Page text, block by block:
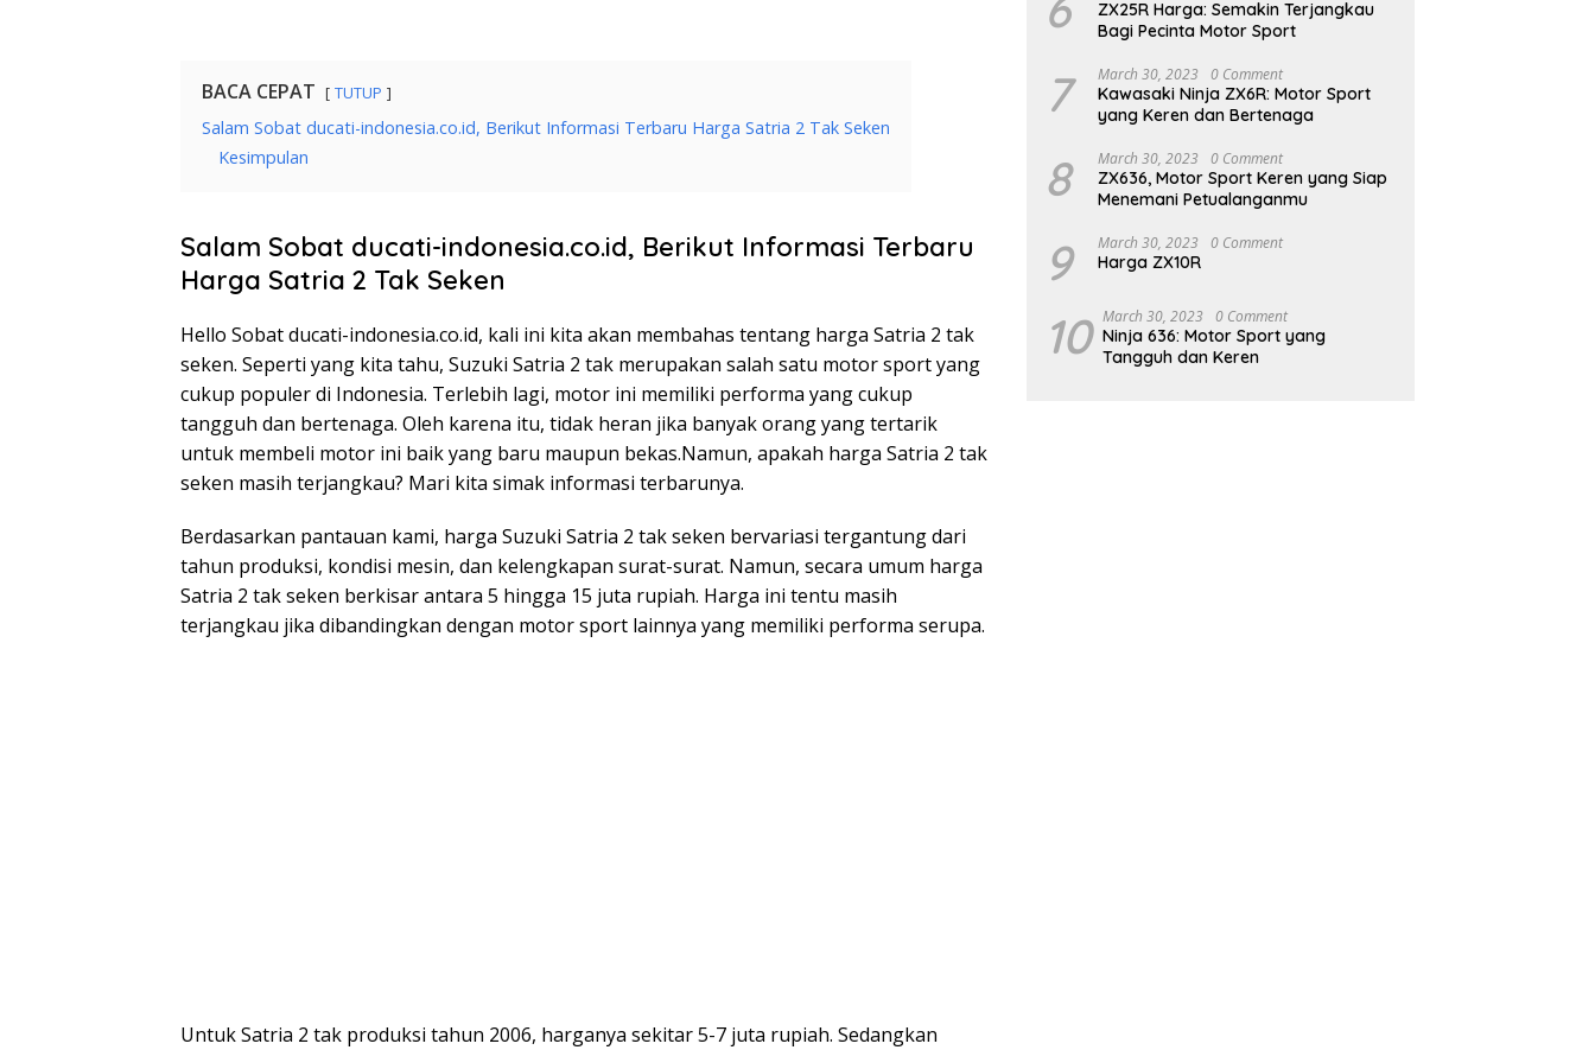
BACA CEPAT TUTUP
Salam Sobat ducati-indonesia.co.id, Berikut Informasi Terbaru Harga Satria 2 Tak Seken
Kesimpulan
Salam Sobat ducati-indonesia.co.id, Berikut Informasi Terbaru
Harga Satria 2 Tak Seken
Hello Sobat ducati-indonesia.co.id, kali ini kita akan membahas tentang harga Satria 2 tak
seken. Seperti yang kita tahu, Suzuki Satria 2 tak merupakan salah satu motor sport yang
cukup populer di Indonesia. Terlebih lagi, motor ini memiliki performa yang cukup
tangguh dan bertenaga. Oleh karena itu, tidak heran jika banyak orang yang tertarik
untuk membeli motor ini baik yang baru maupun bekas.Namun, apakah harga Satria 2 tak
seken masih terjangkau? Mari kita simak informasi terbarunya.
Berdasarkan pantauan kami, harga Suzuki Satria 2 tak seken bervariasi tergantung dari
tahun produksi, kondisi mesin, dan kelengkapan surat-surat. Namun, secara umum harga
Satria 2 tak seken berkisar antara 5 hingga 15 juta rupiah. Harga ini tentu masih
terjangkau jika dibandingkan dengan motor sport lainnya yang memiliki performa serupa.
Untuk Satria 2 tak produksi tahun 2006, harganya sekitar 5-7 juta rupiah. Sedangkan
ZX25R Harga: Semakin Terjangkau
Bagi Pecinta Motor Sport
7 March 30, 2023 0 Comment
Kawasaki Ninja ZX6R: Motor Sport
yang Keren dan Bertenaga
8 March 30, 2023 0 Comment
ZX636, Motor Sport Keren yang Siap
Menemani Petualanganmu
9 March 30, 2023 0 Comment
Harga ZX10R
10 March 30, 2023 0 Comment
Ninja 636: Motor Sport yang
Tangguh dan Keren